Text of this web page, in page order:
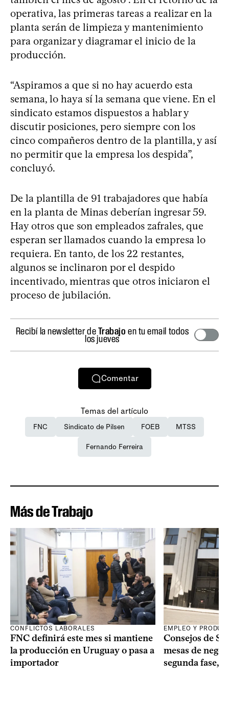
operativa, las primeras tareas a realizar en la
planta serán de limpieza y mantenimiento
para organizar y diagramar el inicio de la
producción.
“Aspiramos a que si no hay acuerdo esta
semana, lo haya sí la semana que viene. En el
sindicato estamos dispuestos a hablar y
discutir posiciones, pero siempre con los
cinco compañeros dentro de la plantilla, y así
no permitir que la empresa los despida”,
concluyó.
De la plantilla de 91 trabajadores que había
en la planta de Minas deberían ingresar 59.
Hay otros que son empleados zafrales, que
esperan ser llamados cuando la empresa lo
requiera. En tanto, de los 22 restantes,
algunos se inclinaron por el despido
incentivado, mientras que otros iniciaron el
proceso de jubilación.
Recibí la newsletter deTrabajo en tu email todos
los jueves
Comentar
Temas del artículo
FNC Sindicato de Pilsen FOEB MTSS
Fernando Ferreira
Más de Trabajo
CONFLICTOS LABORALES
FNC definirá este mes si mantiene
la producción en Uruguay o pasa a
importador
EMPLEO Y
Consejos de
mesas de
segunda fase,